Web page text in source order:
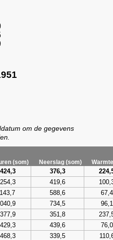
om de gegevens
(som) Neerslag (som)
376,3
419,6
588,6 67,4
734,5 96,1
351,8
439,6 76,0
339,5